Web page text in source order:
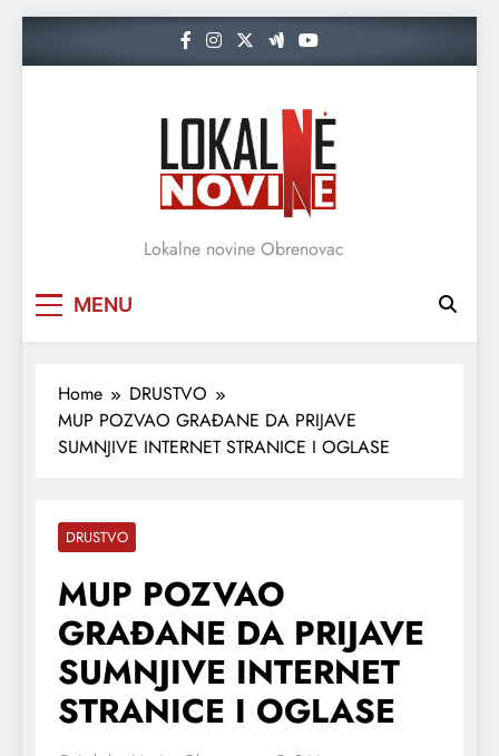
Lokalne novine Obrenovac
MENU
Home
DRUSTVO
MUP POZVAO GRAĐANE DA PRIJAVE
SUMNJIVE INTERNET STRANICE I OGLASE
DRUSTVO
MUP POZVAO
GRAĐANE DA PRIJAVE
SUMNJIVE INTERNET
STRANICE I OGLASE